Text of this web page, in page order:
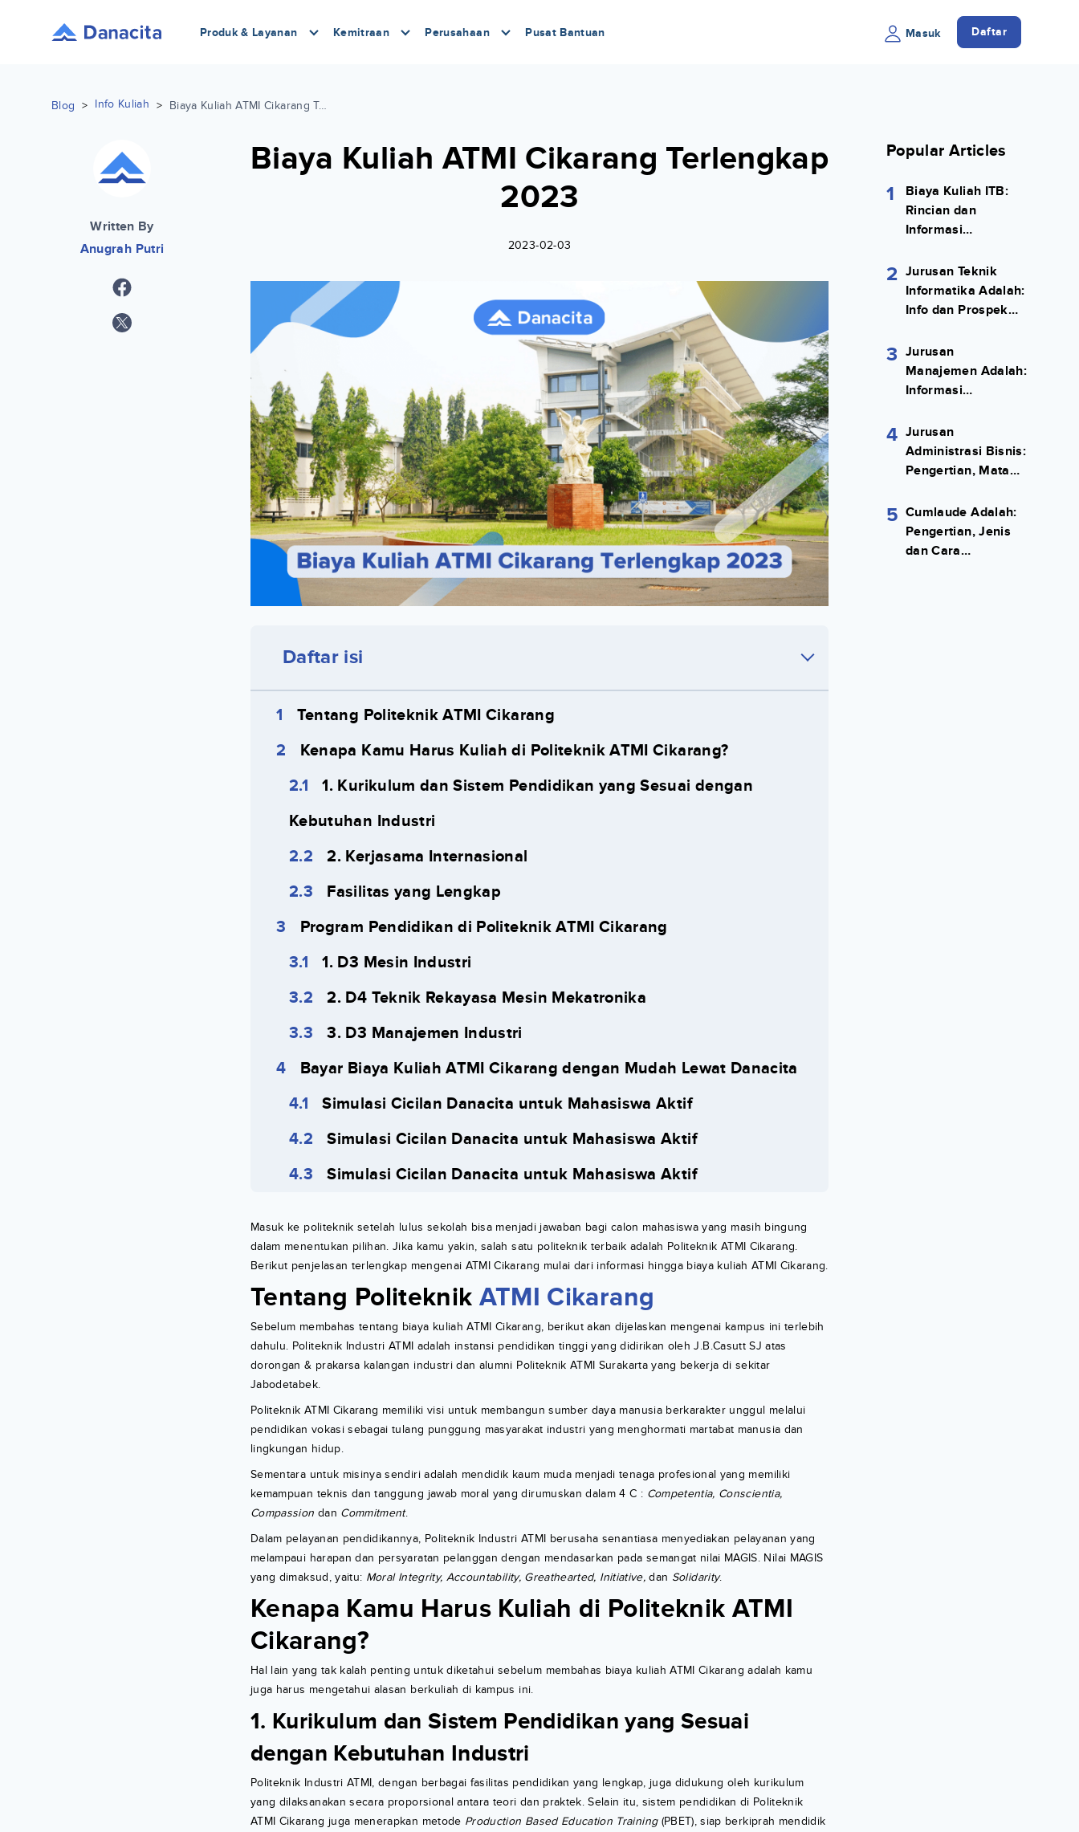
Produk & Layanan Kemitraan Perusahaan Pusat Bantuan Masuk Daftar
Blog > Info Kuliah > Biaya Kuliah ATMI Cikarang Terlengkap 2023
Written By
Anugrah Putri
Biaya Kuliah ATMI Cikarang Terlengkap
2023
2023-02-03
Daftar isi
Tentang Politeknik ATMI Cikarang
Kenapa Kamu Harus Kuliah di Politeknik ATMI Cikarang?
1. Kurikulum dan Sistem Pendidikan yang Sesuai dengan
Kebutuhan Industri
2. Kerjasama Internasional
Fasilitas yang Lengkap
Program Pendidikan di Politeknik ATMI Cikarang
1. D3 Mesin Industri
2. D4 Teknik Rekayasa Mesin Mekatronika
3. D3 Manajemen Industri
Bayar Biaya Kuliah ATMI Cikarang dengan Mudah Lewat Danacita
Simulasi Cicilan Danacita untuk Mahasiswa Aktif
Simulasi Cicilan Danacita untuk Mahasiswa Aktif
Simulasi Cicilan Danacita untuk Mahasiswa Aktif
Masuk ke politeknik setelah lulus sekolah bisa menjadi jawaban bagi calon mahasiswa yang masih bingung
dalam menentukan pilihan. Jika kamu yakin, salah satu politeknik terbaik adalah Politeknik ATMI Cikarang.
Berikut penjelasan terlengkap mengenai ATMI Cikarang mulai dari informasi hingga biaya kuliah ATMI Cikarang.
Tentang Politeknik ATMI Cikarang
Sebelum membahas tentang biaya kuliah ATMI Cikarang, berikut akan dijelaskan mengenai kampus ini terlebih
dahulu. Politeknik Industri ATMI adalah instansi pendidikan tinggi yang didirikan oleh J.B.Casutt SJ atas
dorongan & prakarsa kalangan industri dan alumni Politeknik ATMI Surakarta yang bekerja di sekitar
Jabodetabek.
Politeknik ATMI Cikarang memiliki visi untuk membangun sumber daya manusia berkarakter unggul melalui
pendidikan vokasi sebagai tulang punggung masyarakat industri yang menghormati martabat manusia dan
lingkungan hidup.
Sementara untuk misinya sendiri adalah mendidik kaum muda menjadi tenaga profesional yang memiliki
kemampuan teknis dan tanggung jawab moral yang dirumuskan dalam 4 C : Competentia, Conscientia,
Compassion dan Commitment.
Dalam pelayanan pendidikannya, Politeknik Industri ATMI berusaha senantiasa menyediakan pelayanan yang
melampaui harapan dan persyaratan pelanggan dengan mendasarkan pada semangat nilai MAGIS. Nilai MAGIS
yang dimaksud, yaitu: Moral Integrity, Accountability, Greathearted, Initiative, dan Solidarity.
Kenapa Kamu Harus Kuliah di Politeknik ATMI
Cikarang?
Hal lain yang tak kalah penting untuk diketahui sebelum membahas biaya kuliah ATMI Cikarang adalah kamu
juga harus mengetahui alasan berkuliah di kampus ini.
1. Kurikulum dan Sistem Pendidikan yang Sesuai
dengan Kebutuhan Industri
Politeknik Industri ATMI, dengan berbagai fasilitas pendidikan yang lengkap, juga didukung oleh kurikulum
yang dilaksanakan secara proporsional antara teori dan praktek. Selain itu, sistem pendidikan di Politeknik
ATMI Cikarang juga menerapkan metode Production Based Education Training(PBET), siap berkiprah mendidik
Popular Articles
1
Biaya Kuliah ITB:
Rincian dan
Informasi
2 Jurusan Teknik
Informatika Adalah:
Info dan Prospek
3 Jurusan
Manajemen Adalah:
Informasi
4 Jurusan
Administrasi Bisnis:
Pengertian, Mata
Kerja Lengkap
5 Cumlaude Adalah:
Pengertian, Jenis
dan Cara